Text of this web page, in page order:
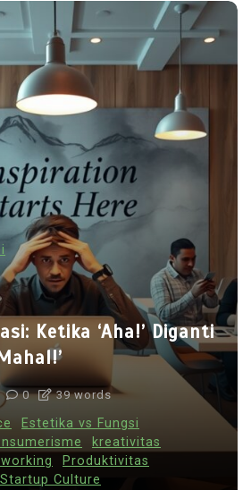
Ketika ‘Aha!’ Diganti
0 39 words
Estetika vs Fungsi
kreativitas
Produktivitas
Startup Culture